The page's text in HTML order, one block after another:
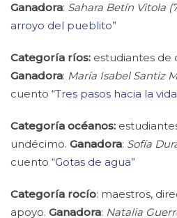
Ganadora: Sahara Betín Vitola
arroyo del pueblito”
Categoría ríos: estudiantes de
Ganadora: María Isabel Santiz
cuento “Tres pasos hacia la
Categoría océanos:
undécimo. Ganadora: Sofía
cuento “Gotas de agua”
Categoría rocío: maestros,
apoyo. Ganadora: Natalia